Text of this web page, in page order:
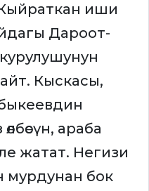
иши
Дароот-
Кыскасы,
араба
жатат. Негизи
мурдунан бок